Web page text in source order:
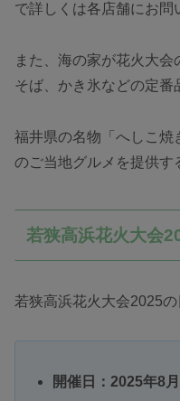
で詳しくは各店舗にお問
また、海の家が花火大
そば、かき氷などの定番
福井県の名物「へしこ焼
のご当地グルメを提供す
若狭高浜花火大会
若狭高浜花火大会2025の
開催日：2025年8月